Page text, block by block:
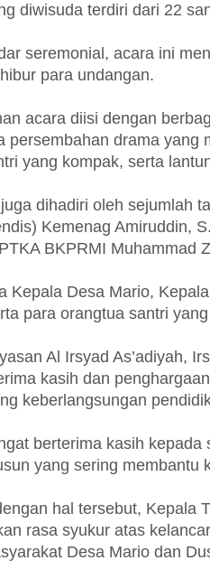
diwisuda terdiri dari 22
seremonial, acara ini
para undangan.
acara diisi dengan
persembahan drama yang
yang kompak, serta
dihadiri oleh sejumlah
Kemenag Amiruddin,
BKPRMI Muhammad
Kepala Desa Mario,
para orangtua santri
Al Irsyad As’adiyah,
kasih dan
keberlangsungan
berterima kasih
yang sering membantu
hal tersebut, Kepala
rasa syukur atas
Desa Mario dan